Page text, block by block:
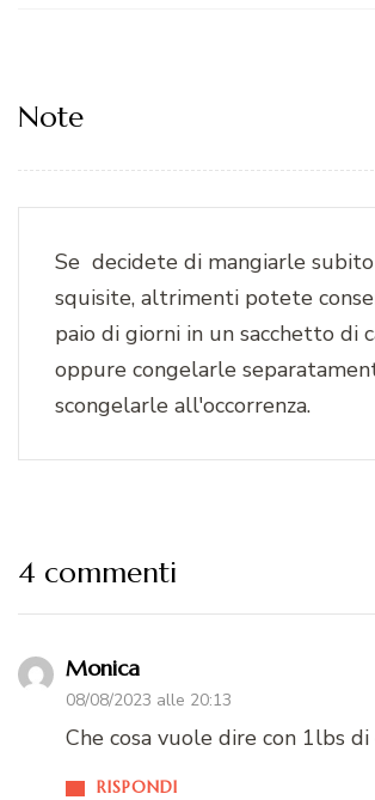
Note
Se decidete di mangiarle subito
squisite, altrimenti potete
paio di giorni in un sacchetto di
oppure congelarle
scongelarle all'occorrenza.
4 commenti
Monica
08/08/2023 alle 20:13
RISPONDI
Che cosa vuole dire con 1lbs di